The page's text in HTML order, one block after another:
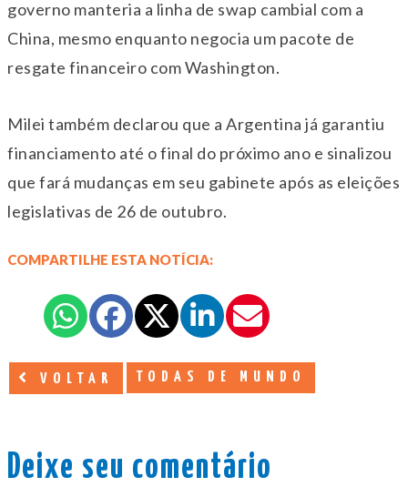
governo manteria a linha de swap cambial com a
China, mesmo enquanto negocia um pacote de
resgate financeiro com Washington.
Milei também declarou que a Argentina já garantiu
financiamento até o final do próximo ano e sinalizou
que fará mudanças em seu gabinete após as eleições
legislativas de 26 de outubro.
COMPARTILHE ESTA NOTÍCIA:
VOLTAR TODAS DE MUNDO
Deixe seu comentário